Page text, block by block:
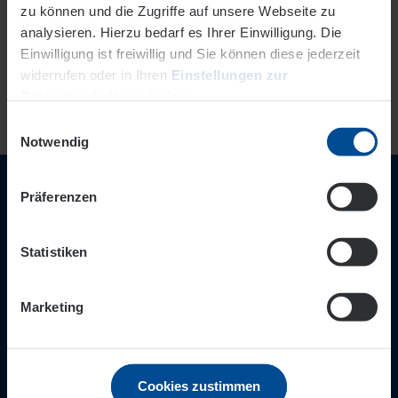
zu können und die Zugriffe auf unsere Webseite zu
analysieren. Hierzu bedarf es Ihrer Einwilligung. Die
Einwilligung ist freiwillig und Sie können diese jederzeit
widerrufen oder in Ihren Einstellungen zur
Datenschutz
Notwendig
Präferenzen
Statistiken
Marketing
Cookies zustimmen
Wir sind für Sie nah!
069/8088-0999
0 800/8060-3030
Immer informiert